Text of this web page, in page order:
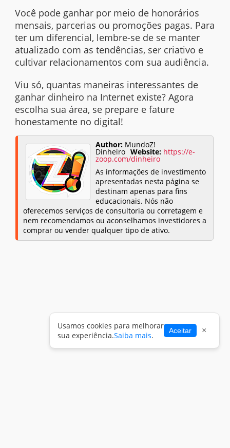
Você pode ganhar por meio de honorários
mensais, parcerias ou promoções pagas. Para
ter um diferencial, lembre-se de se manter
atualizado com as tendências, ser criativo e
cultivar relacionamentos com sua audiência.
Viu só, quantas maneiras interessantes de
ganhar dinheiro na Internet existe? Agora
escolha sua área, se prepare e fature
honestamente no digital!
Author: MundoZ!
Dinheiro Website: https://e-
zoop.com/dinheiro
As informações de investimento
apresentadas nesta página se
destinam apenas para fins
educacionais. Nós não
oferecemos serviços de consultoria ou corretagem e
nem recomendamos ou aconselhamos investidores a
comprar ou vender qualquer tipo de ativo.
Usamos cookies para melhorar
sua experiência.Saiba mais. Aceitar ×